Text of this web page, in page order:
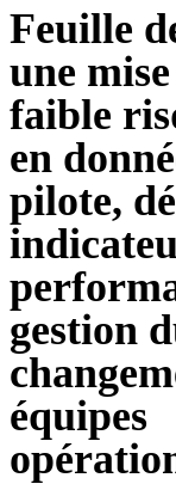
Feuille
une
faible
en
pilote,
gestion
équipes